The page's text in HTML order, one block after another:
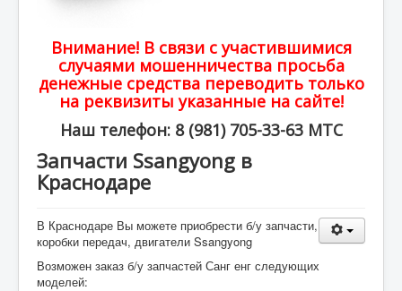
Внимание! В связи с участившимися
случаями мошенничества просьба
денежные средства переводить только
на реквизиты указанные на сайте!
Наш телефон: 8 (981) 705-33-63 МТС
Запчасти Ssangyong в
Краснодаре
В Краснодаре Вы можете приобрести б/у запчасти,
коробки передач, двигатели Ssangyong
Возможен заказ б/у запчастей Санг енг следующих
моделей: